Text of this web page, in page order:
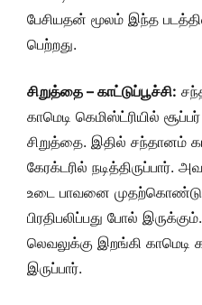
பேசியதன் மூலம் இந்த
பெற்றது.
சிறுத்தை – காட்டுப்பூச்சி:
காமெடி கெமிஸ்ட்ரியில்
சிறுத்தை. இதில் சந்தானம்
கேரக்டரில் நடித்திருப்பார்.
உடை பாவனை
பிரதிபலிப்பது போல்
லெவலுக்கு இறங்கி காமெடி
இருப்பார்.